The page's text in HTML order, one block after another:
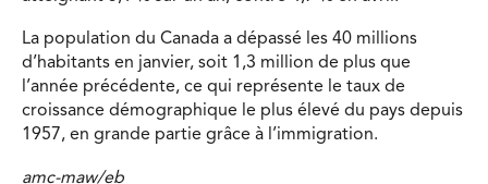
La population du Canada a dépassé les 40 millions
d’habitants en janvier, soit 1,3 million de plus que
l’année précédente, ce qui représente le taux de
croissance démographique le plus élevé du pays depuis
1957, en grande partie grâce à l’immigration.
amc-maw/eb